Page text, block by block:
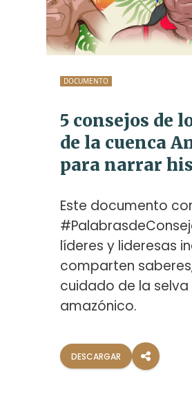
DOCUMENTO
5 consejos de
de la cuenca
para narrar
Este documento
líderes y lideresas
comparten
cuidado de la
amazónico.
DESCARGAR